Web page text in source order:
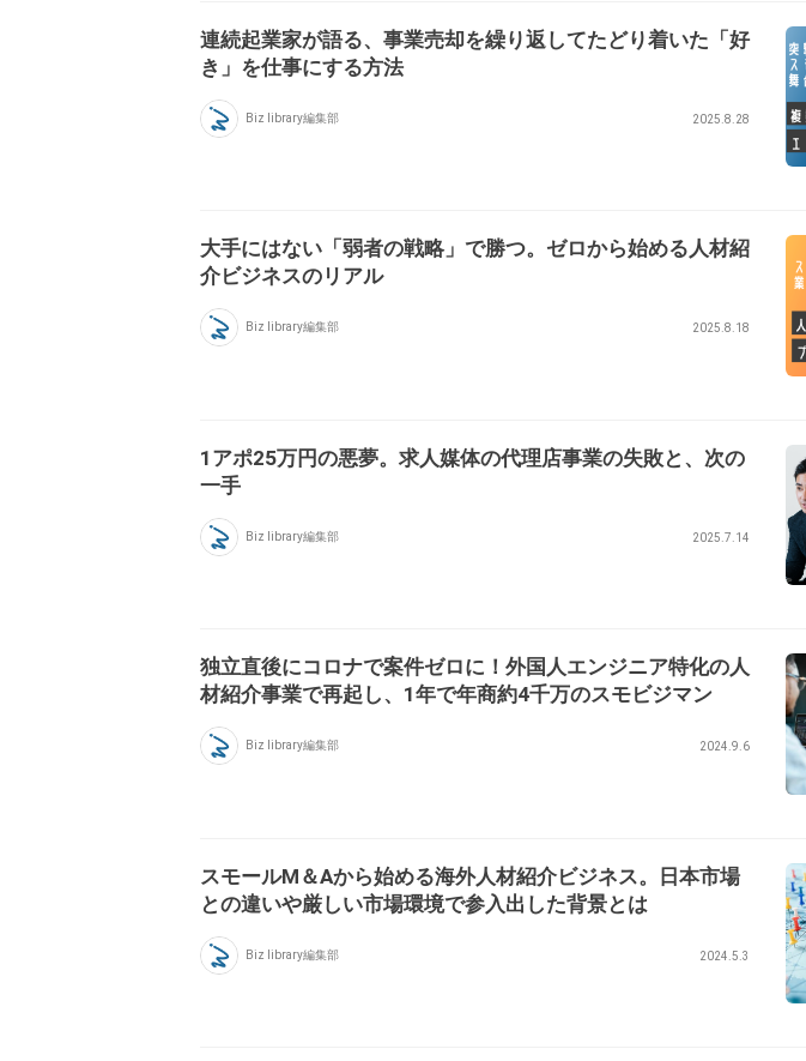
連続起業家が語る、事業売却を繰り返してたどり着いた「好
き」を仕事にする方法
Biz library編集部 2025.8.28
大手にはない「弱者の戦略」で勝つ。ゼロから始める人材紹
介ビジネスのリアル
Biz library編集部 2025.8.18
1アポ25万円の悪夢。求人媒体の代理店事業の失敗と、次の
一手
Biz library編集部 2025.7.14
独立直後にコロナで案件ゼロに！外国人エンジニア特化の人
材紹介事業で再起し、1年で年商約4千万のスモビジマン
Biz library編集部 2024.9.6
スモールM＆Aから始める海外人材紹介ビジネス。日本市場
との違いや厳しい市場環境で参入出した背景とは
Biz library編集部 2024.5.3